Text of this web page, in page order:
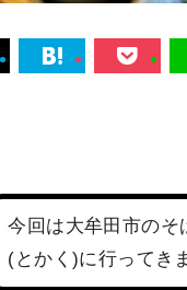
今回は大牟田市のそ
(とかく)に行ってき